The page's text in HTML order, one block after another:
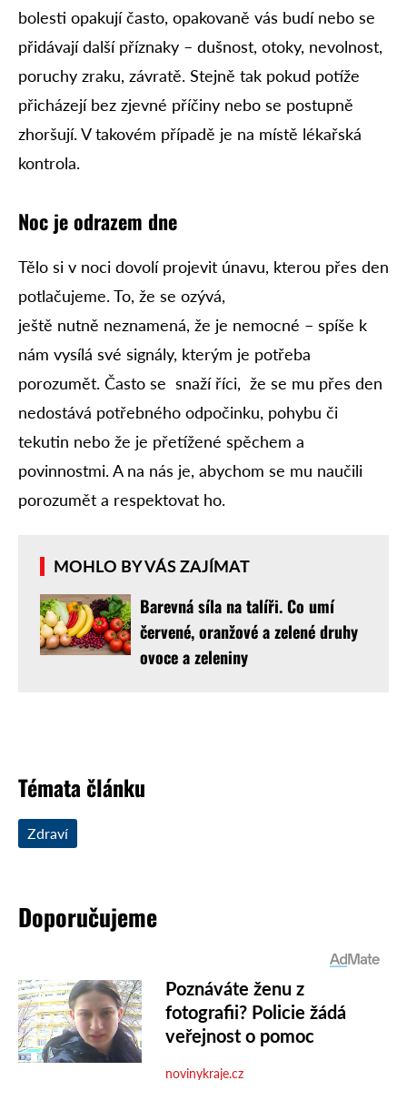
bolesti opakují často, opakovaně vás budí nebo se
přidávají další příznaky – dušnost, otoky, nevolnost,
poruchy zraku, závratě. Stejně tak pokud potíže
přicházejí bez zjevné příčiny nebo se postupně
zhoršují. V takovém případě je na místě lékařská
kontrola.
Noc je odrazem dne
Tělo si v noci dovolí projevit únavu, kterou přes den
potlačujeme. To, že se ozývá,
ještě nutně neznamená, že je nemocné – spíše k
nám vysílá své signály, kterým je potřeba
porozumět. Často se snaží říci, že se mu přes den
nedostává potřebného odpočinku, pohybu či
tekutin nebo že je přetížené spěchem a
povinnostmi. A na nás je, abychom se mu naučili
porozumět a respektovat ho.
MOHLO BY VÁS ZAJÍMAT
Barevná síla na talíři. Co umí
červené, oranžové a zelené druhy
ovoce a zeleniny
Témata článku
Zdraví
Doporučujeme